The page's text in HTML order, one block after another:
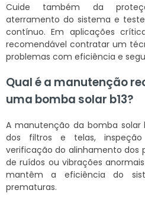
Cuide também da
aterramento do sistema e
contínuo. Em aplicações
recomendável contratar um
problemas com eficiência e
Qual é a manutenção
uma bomba solar b13?
A manutenção da bomba solar
dos filtros e telas, inspeção
verificação do alinhamento dos
de ruídos ou vibrações
mantêm a eficiência do
prematuras.